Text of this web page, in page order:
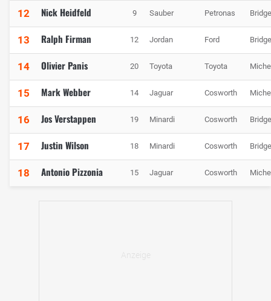
12 Nick Heidfeld 9 Sauber Petronas
13 Ralph Firman 12 Jordan Ford
14 Olivier Panis 20 Toyota Toyota
15 Mark Webber 14 Jaguar Cosworth
16 Jos Verstappen 19 Minardi Cosworth
17 Justin Wilson 18 Minardi Cosworth
18 Antonio Pizzonia 15 Jaguar Cosworth